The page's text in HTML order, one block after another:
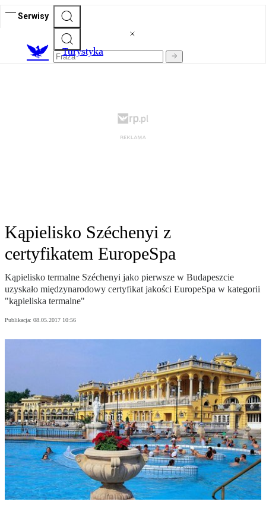
Serwisy
Turystyka
Kąpielisko Széchenyi z
certyfikatem EuropeSpa
Kąpielisko termalne Széchenyi jako pierwsze w Budapeszcie
uzyskało międzynarodowy certyfikat jakości EuropeSpa w kategorii
"kąpieliska termalne"
Publikacja: 08.05.2017 10:56